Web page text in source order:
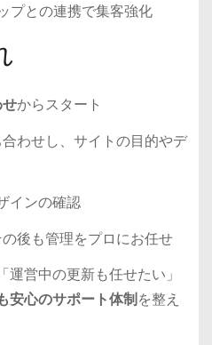
プとの連携で集客強化
からスタート
わせし、サイトの目的やデ
インの確認
後も管理をプロにお任せ
運営中の更新も任せたい」
安心のサポート体制を整え